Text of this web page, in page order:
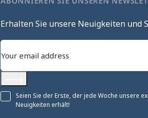
Erhalten Sie unsere Neuigkeiten und
Abonnieren
Seien Sie der Erste, der jede Woche unsere
Neuigkeiten erhält!